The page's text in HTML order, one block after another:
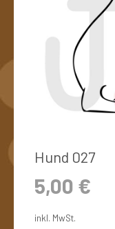
Hund 027
5,00 €
inkl. MwSt.